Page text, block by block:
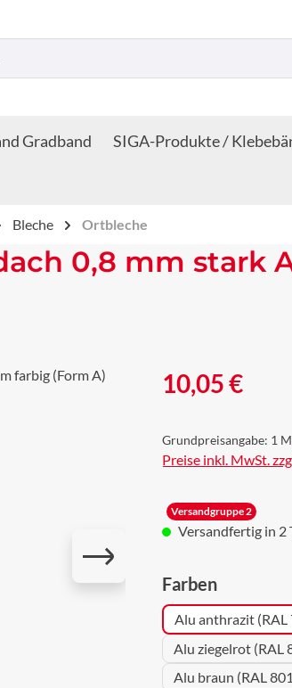
Gradband SIGA-Produkte /
Bleche Ortbleche
0,8 mm stark
Regulärer Preis:
10,05 €
Grundpreisangabe: 1
Preise inkl. MwSt.
Versandgruppe 2
Versandfertig in 2
Farbenauswählen
Alu anthrazit (RAL
Alu ziegelrot (RAL
Alu braun (RAL